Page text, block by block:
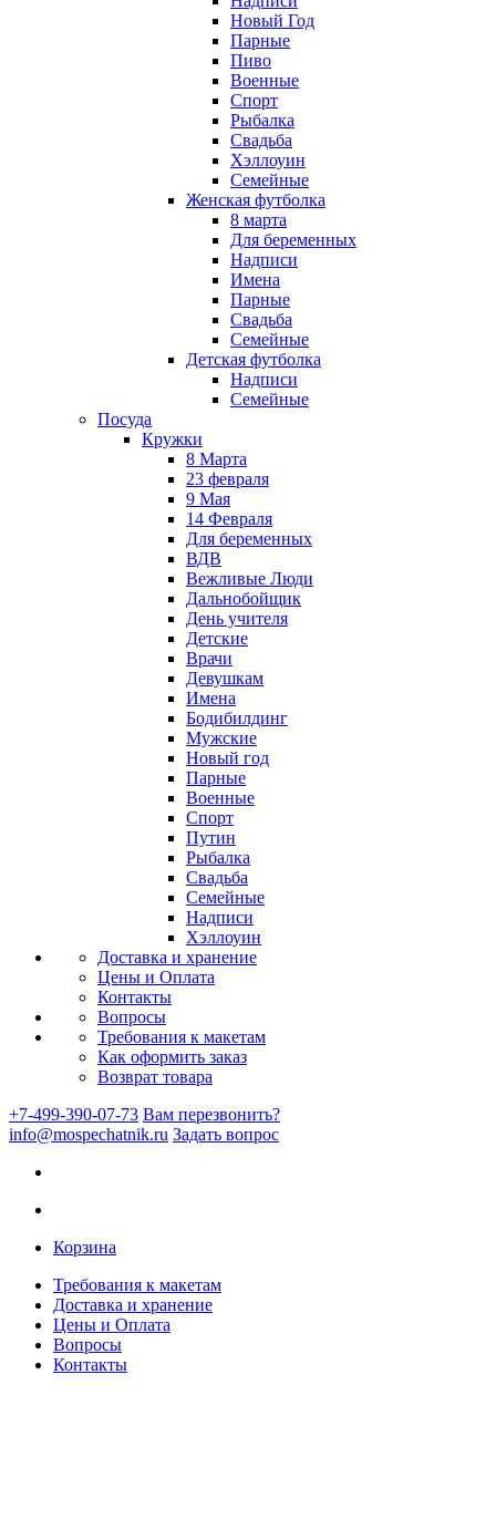
Новый Год
Парные
Пиво
Военные
Спорт
Рыбалка
Свадьба
Хэллоуин
Семейные
Женская футболка
8 марта
Для беременных
Надписи
Имена
Парные
Свадьба
Семейные
Детская футболка
Надписи
Семейные
Посуда
Кружки
8 Марта
23 февраля
9 Мая
14 Февраля
Для беременных
ВДВ
Вежливые Люди
Дальнобойщик
День учителя
Детские
Врачи
Девушкам
Имена
Бодибилдинг
Мужские
Новый год
Парные
Военные
Спорт
Путин
Рыбалка
Свадьба
Семейные
Надписи
Хэллоуин
Доставка и хранение
Цены и Оплата
Контакты
Вопросы
Требования к макетам
Как оформить заказ
Возврат товара
+7-499-390-07-73 Вам перезвонить?
info@mospechatnik.ru Задать вопрос
Корзина
Требования к макетам
Доставка и хранение
Цены и Оплата
Вопросы
Контакты